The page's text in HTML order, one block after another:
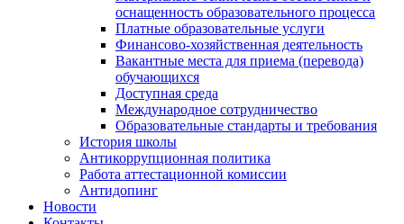
оснащенность образовательного процесса
Платные образовательные услуги
Финансово-хозяйственная деятельность
Вакантные места для приема (перевода)
обучающихся
Доступная среда
Международное сотрудничество
Образовательные стандарты и требования
История школы
Антикоррупционная политика
Работа аттестационной комиссии
Антидопинг
Новости